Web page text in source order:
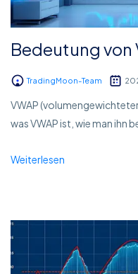
Bedeutung von
TradingMoon-Team
VWAP
was VWAP ist, wie man ihn
Weiterlesen